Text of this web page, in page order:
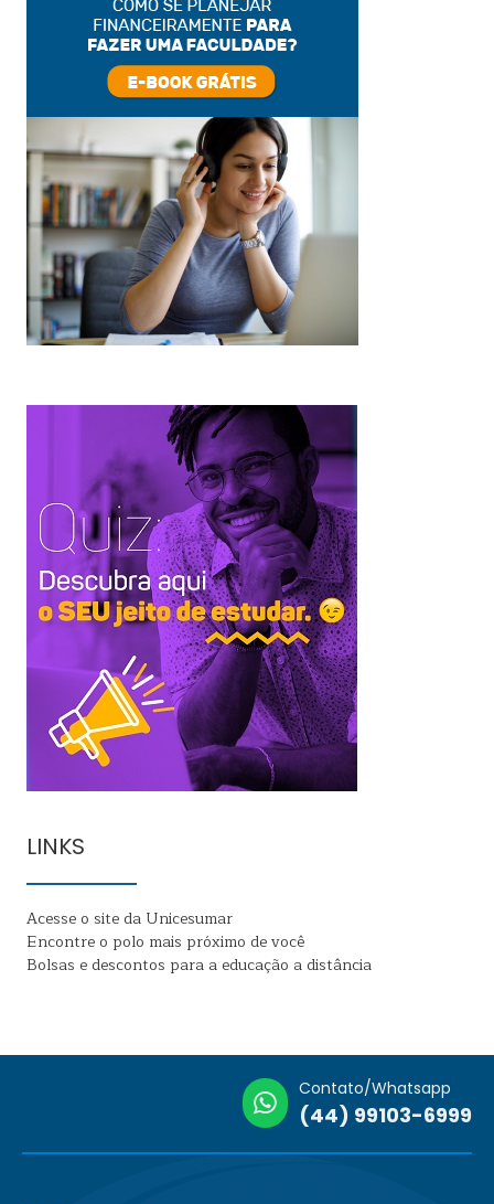
LINKS
Acesse o site da Unicesumar
Encontre o polo mais próximo de você
Bolsas e descontos para a educação a distância
Contato/Whatsapp
(44) 99103-6999